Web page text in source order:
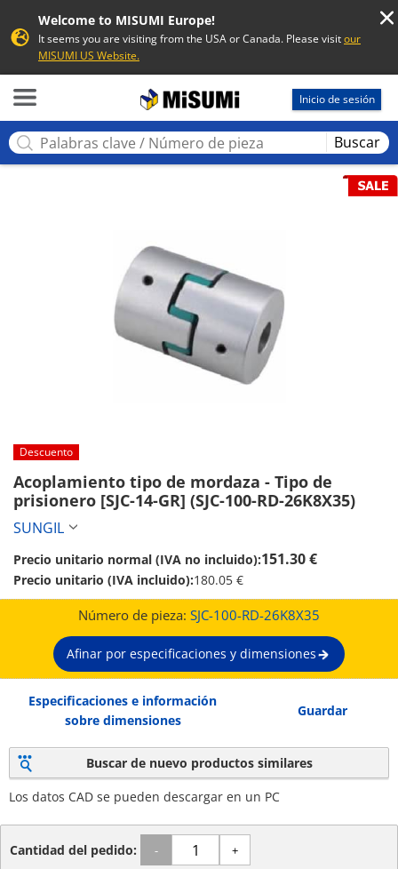
Welcome to MISUMI Europe!
It seems you are visiting from the USA or Canada. Please visitour
MISUMI US Website.
Inicio de sesión
Buscar
Descuento
Acoplamiento tipo de mordaza - Tipo de
prisionero [SJC-14-GR] (SJC-100-RD-26K8X35)
SUNGIL
Precio unitario normal (IVA no incluido):151.30 €
Precio unitario (IVA incluido):180.05 €
Número de pieza: SJC-100-RD-26K8X35
Afinar por especificaciones y dimensiones
Especificaciones e información
sobre dimensiones
Guardar
Buscar de nuevo productos similares
Los datos CAD se pueden descargar en un PC
Cantidad del pedido: - +